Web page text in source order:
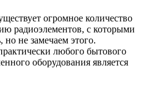
огромное количество
радиоэлементов, с которыми
не замечаем этого.
любого бытового
оборудования является